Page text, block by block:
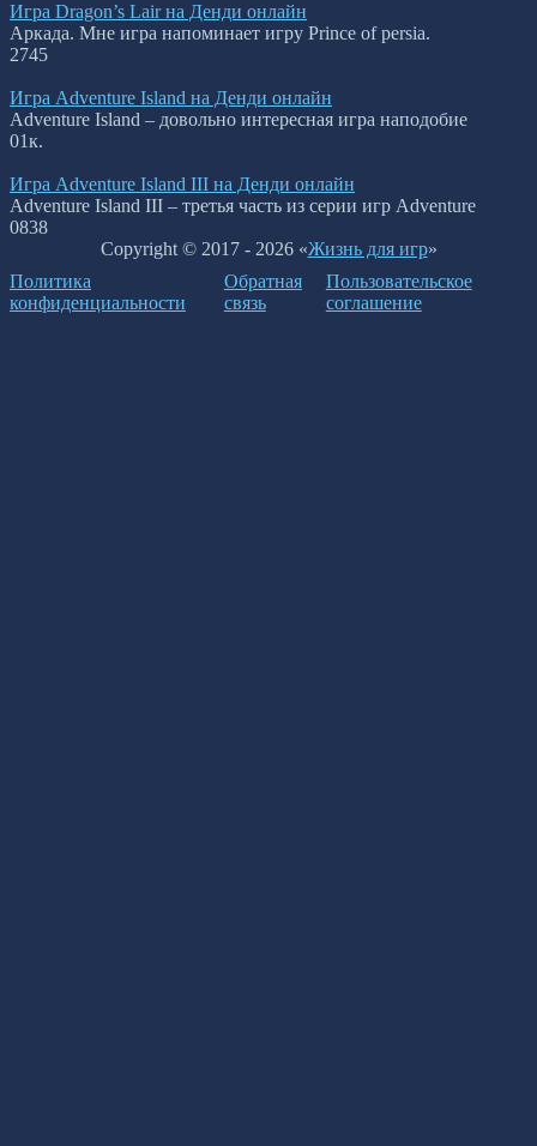
Игра Dragon’s Lair на Денди онлайн
Аркада. Мне игра напоминает игру Prince of persia.
2745
Игра Adventure Island на Денди онлайн
Adventure Island – довольно интересная игра наподобие
01к.
Игра Adventure Island III на Денди онлайн
Adventure Island III – третья часть из серии игр Adventure
0838
Copyright © 2017 - 2026 «Жизнь для игр»
Политика
конфиденциальности
Обратная
связь
Пользовательское
соглашение